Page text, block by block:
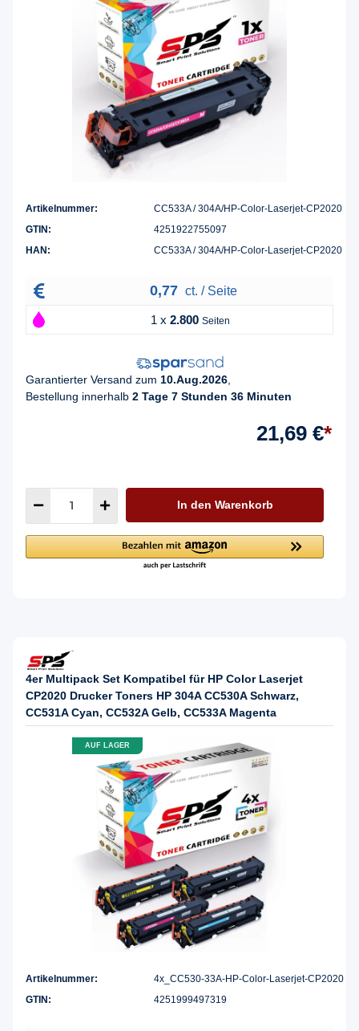
Artikelnummer:
CC533A / 304A/HP-Color-Laserjet-CP2020
GTIN:
4251922755097
HAN:
CC533A / 304A/HP-Color-Laserjet-CP2020
0,77 ct. / Seite
1 x 2.800 Seiten
Garantierter Versand zum 10.Aug.2026
Bestellung innerhalb 2 Tage 7 Stunden 36 Minuten
21,69 €*
In den Warenkorb
4er Multipack Set Kompatibel für HP Color Laserjet
CP2020 Drucker Toners HP 304A CC530A Schwarz,
CC531A Cyan, CC532A Gelb, CC533A Magenta
AUF LAGER
Artikelnummer:
4x_CC530-33A-HP-Color-Laserjet-CP2020
GTIN:
4251999497319